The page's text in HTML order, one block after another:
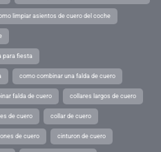
limpiar asientos de cuero del coche
para fiesta
como combinar una falda de cuero
falda de cuero collares largos de cuero
de cuero collar de cuero
de cuero cinturon de cuero